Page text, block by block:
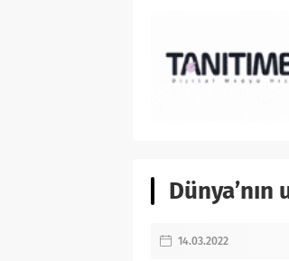
14.03.2022